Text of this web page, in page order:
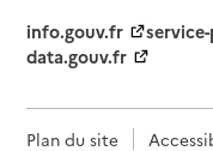
info.gouv.fr
data.gouv.fr
Plan du site